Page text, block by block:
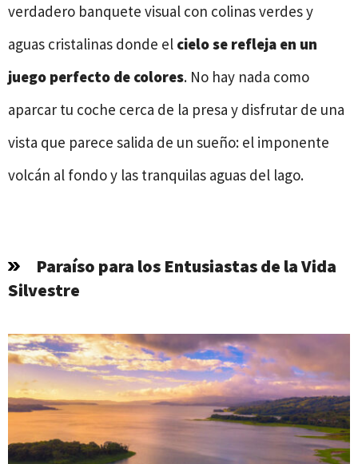
verdadero banquete visual con colinas verdes y
aguas cristalinas donde el cielo se refleja en un
juego perfecto de colores. No hay nada como
aparcar tu coche cerca de la presa y disfrutar de una
vista que parece salida de un sueño: el imponente
volcán al fondo y las tranquilas aguas del lago.
Paraíso para los Entusiastas de la Vida
Silvestre